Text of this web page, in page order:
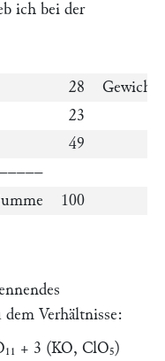
ich bei der
28
23
49
100
Verhältnisse:
+ 3 (KO, ClO₅)